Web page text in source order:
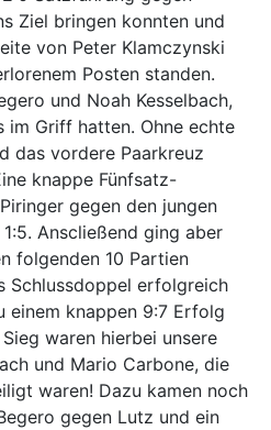
Ziel bringen konnten und
von Peter Klamczynski
Posten standen.
und Noah Kesselbach,
im Griff hatten. Ohne echte
das vordere Paarkreuz
knappe Fünfsatz-
gegen den jungen
Anscließend ging aber
folgenden 10 Partien
Schlussdoppel erfolgreich
einem knappen 9:7 Erfolg
waren hierbei unsere
und Mario Carbone, die
waren! Dazu kamen noch
gegen Lutz und ein